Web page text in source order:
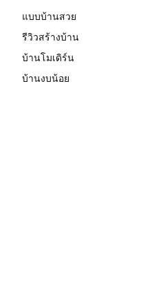
แบบบ้านสวย
รีวิวสร้างบ้าน
บ้านโมเดิร์น
บ้านงบน้อย